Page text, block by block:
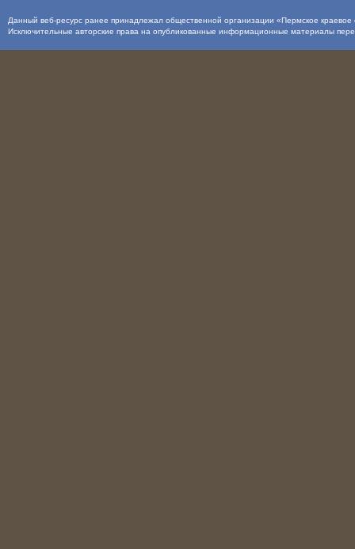
Данный веб-ресурс ранее принадлежал общественной организации «Пермское
Исключительные авторские права на опубликованные информационные материалы